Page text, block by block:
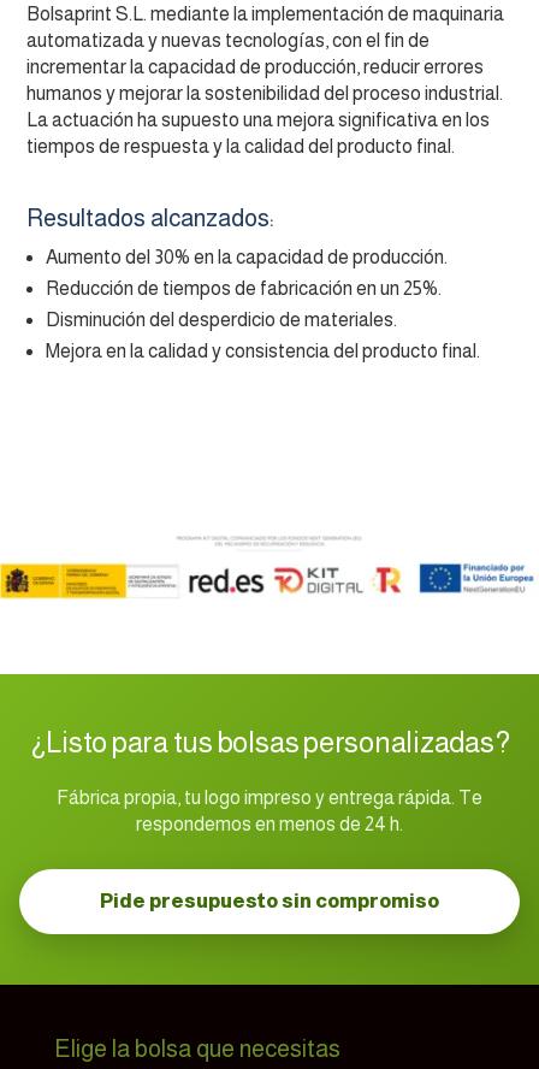
Bolsaprint S.L. mediante la implementación de maquinaria
automatizada y nuevas tecnologías, con el fin de
incrementar la capacidad de producción, reducir errores
humanos y mejorar la sostenibilidad del proceso industrial.
La actuación ha supuesto una mejora significativa en los
tiempos de respuesta y la calidad del producto final.
Resultados alcanzados:
Aumento del 30% en la capacidad de producción.
Reducción de tiempos de fabricación en un 25%.
Disminución del desperdicio de materiales.
Mejora en la calidad y consistencia del producto final.
¿Listo para tus bolsas personalizadas?
Fábrica propia, tu logo impreso y entrega rápida. Te
respondemos en menos de 24 h.
Pide presupuesto sin compromiso
Elige la bolsa que necesitas